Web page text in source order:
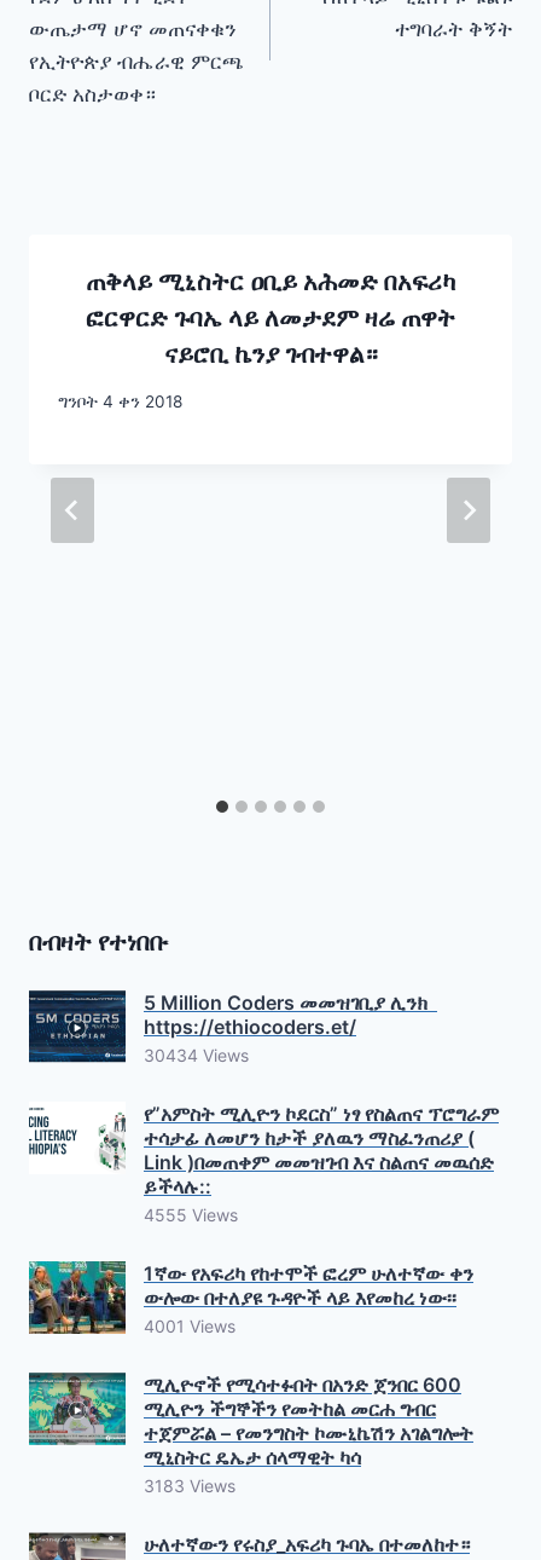
ውጤታማ ሆኖ መጠናቀቁን
የኢትዮጵያ ብሔራዊ ምርጫ
ቦርድ አስታወቀ።
ተግባራት ቅኝት
ጠቅላይ ሚኒስትር ዐቢይ አሕመድ በአፍሪካ
ፎርዋርድ ጉባኤ ላይ ለመታደም ዛሬ ጠዋት
ናይሮቢ ኬንያ ገብተዋል።
ግንቦት 4 ቀን 2018
በብዛት የተነበቡ
5 Million Coders መመዝገቢያ ሊንክ
https://ethiocoders.et/
30434 Views
የ”አምስት ሚሊዮን ኮደርስ” ነፃ የስልጠና ፕሮግራም
ተሳታፊ ለመሆን ከታች ያለዉን ማስፈንጠሪያ (
Link )በመጠቀም መመዝገብ እና ስልጠና መዉሰድ
ይችላሉ::
4555 Views
1ኛው የአፍሪካ የከተሞች ፎረም ሁለተኛው ቀን
ውሎው በተለያዩ ጉዳዮች ላይ እየመከረ ነው፡፡
4001 Views
ሚሊዮኖች የሚሳተፉበት በአንድ ጀንበር 600
ሚሊዮን ችግኞችን የመትከል መርሐ ግብር
ተጀምሯል – የመንግስት ኮሙኒኬሽን አገልግሎት
ሚኒስትር ዴኤታ ሰላማዊት ካሳ
3183 Views
ሁለተኛውን የሩስያ_አፍሪካ ጉባኤ በተመለከተ።